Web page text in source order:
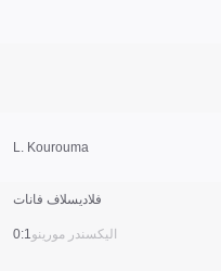
L. Kourouma
فلاديسلاف فانات
اليكسندر مورينو1:0